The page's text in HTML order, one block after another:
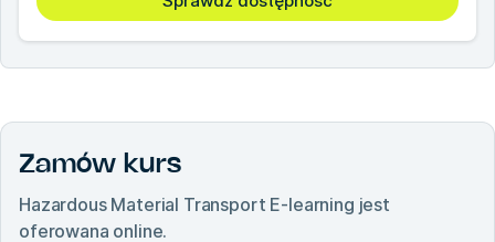
Zamów kurs
Hazardous Material Transport E-learning jest
oferowana online.